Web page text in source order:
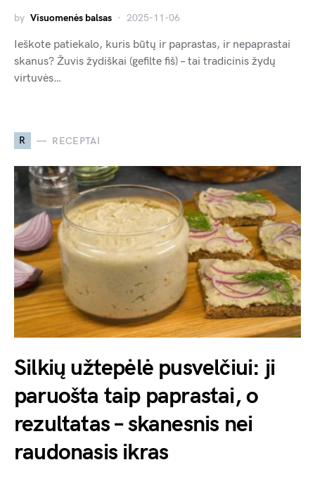
by Visuomenės balsas 2025-11-06
Ieškote patiekalo, kuris būtų ir paprastas, ir nepaprastai
skanus? Žuvis žydiškai (gefilte fiš) – tai tradicinis žydų
virtuvės…
R RECEPTAI
Silkių užtepėlė pusvelčiui: ji
paruošta taip paprastai, o
rezultatas – skanesnis nei
raudonasis ikras